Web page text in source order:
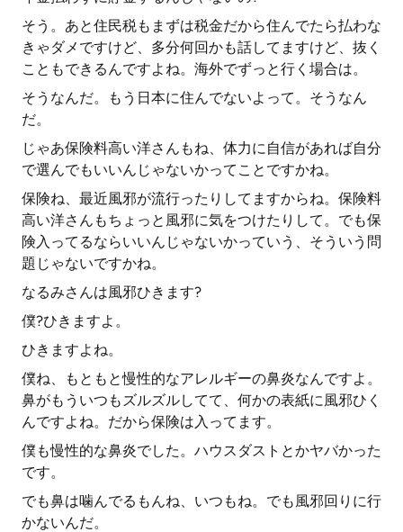
そう。あと住民税もまずは税金だから住んでたら払わな
きゃダメですけど、多分何回かも話してますけど、抜く
こともできるんですよね。海外でずっと行く場合は。
そうなんだ。もう日本に住んでないよって。そうなん
だ。
じゃあ保険料高い洋さんもね、体力に自信があれば自分
で選んでもいいんじゃないかってことですかね。
保険ね、最近風邪が流行ったりしてますからね。保険料
高い洋さんもちょっと風邪に気をつけたりして。でも保
険入ってるならいいんじゃないかっていう、そういう問
題じゃないですかね。
なるみさんは風邪ひきます?
僕?ひきますよ。
ひきますよね。
僕ね、もともと慢性的なアレルギーの鼻炎なんですよ。
鼻がもういつもズルズルしてて、何かの表紙に風邪ひく
んですよね。だから保険は入ってます。
僕も慢性的な鼻炎でした。ハウスダストとかヤバかった
です。
でも鼻は噛んでるもんね、いつもね。でも風邪回りに行
かないんだ。